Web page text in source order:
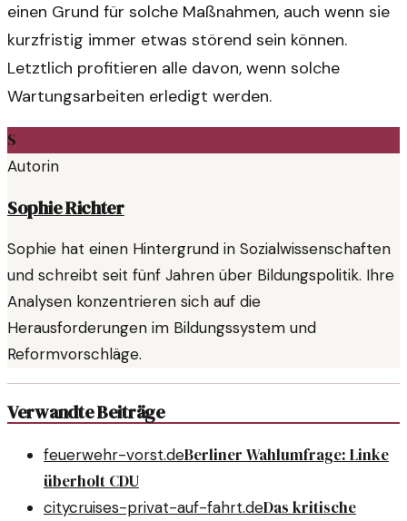
einen Grund für solche Maßnahmen, auch wenn sie
kurzfristig immer etwas störend sein können.
Letztlich profitieren alle davon, wenn solche
Wartungsarbeiten erledigt werden.
S
Autorin
Sophie Richter
Sophie hat einen Hintergrund in Sozialwissenschaften
und schreibt seit fünf Jahren über Bildungspolitik. Ihre
Analysen konzentrieren sich auf die
Herausforderungen im Bildungssystem und
Reformvorschläge.
Verwandte Beiträge
feuerwehr-vorst.deBerliner Wahlumfrage: Linke
überholt CDU
citycruises-privat-auf-fahrt.deDas kritische